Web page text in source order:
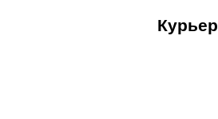
Курьер